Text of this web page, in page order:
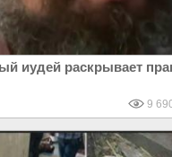
иудей раскрывает
9